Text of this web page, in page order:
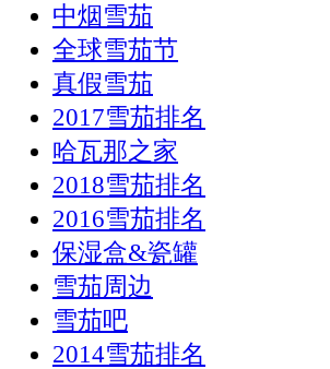
中烟雪茄
全球雪茄节
真假雪茄
2017雪茄排名
哈瓦那之家
2018雪茄排名
2016雪茄排名
保湿盒&瓷罐
雪茄周边
雪茄吧
2014雪茄排名